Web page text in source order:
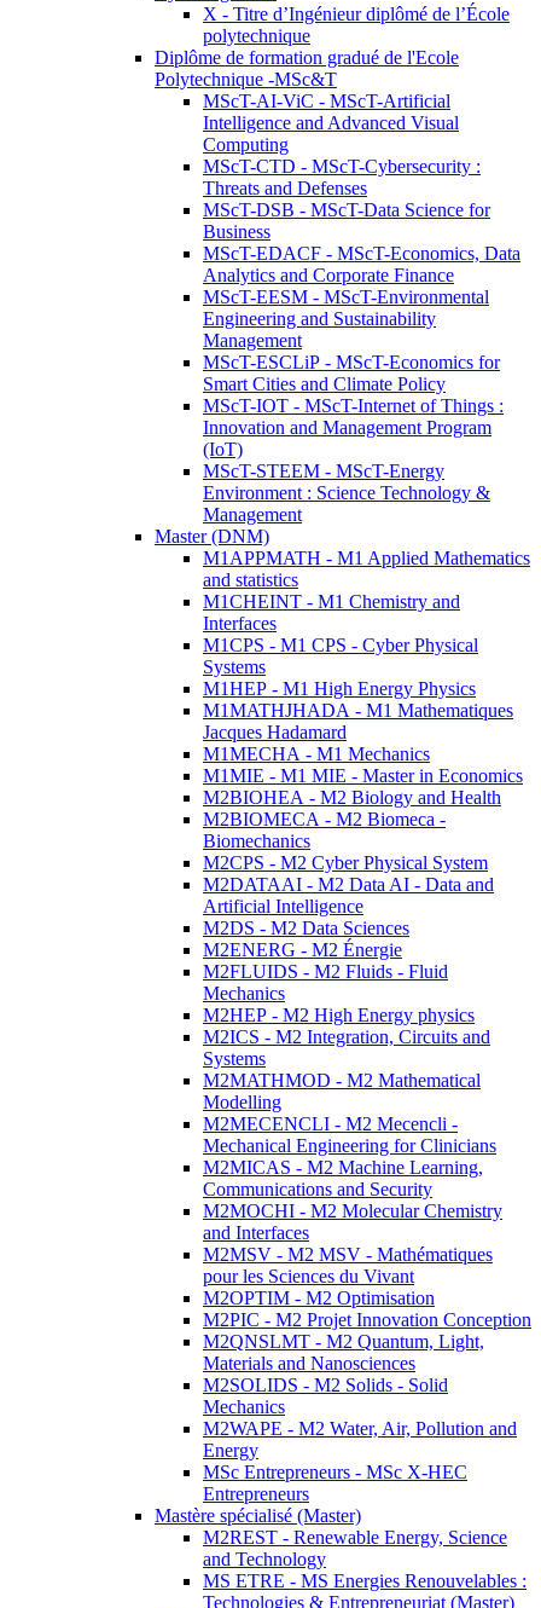
X - Titre d’Ingénieur diplômé de l’École
polytechnique
Diplôme de formation gradué de l'Ecole
Polytechnique -MSc&T
MScT-AI-ViC - MScT-Artificial
Intelligence and Advanced Visual
Computing
MScT-CTD - MScT-Cybersecurity :
Threats and Defenses
MScT-DSB - MScT-Data Science for
Business
MScT-EDACF - MScT-Economics, Data
Analytics and Corporate Finance
MScT-EESM - MScT-Environmental
Engineering and Sustainability
Management
MScT-ESCLiP - MScT-Economics for
Smart Cities and Climate Policy
MScT-IOT - MScT-Internet of Things :
Innovation and Management Program
(IoT)
MScT-STEEM - MScT-Energy
Environment : Science Technology &
Management
Master (DNM)
M1APPMATH - M1 Applied Mathematics
and statistics
M1CHEINT - M1 Chemistry and
Interfaces
M1CPS - M1 CPS - Cyber Physical
Systems
M1HEP - M1 High Energy Physics
M1MATHJHADA - M1 Mathematiques
Jacques Hadamard
M1MECHA - M1 Mechanics
M1MIE - M1 MIE - Master in Economics
M2BIOHEA - M2 Biology and Health
M2BIOMECA - M2 Biomeca -
Biomechanics
M2CPS - M2 Cyber Physical System
M2DATAAI - M2 Data AI - Data and
Artificial Intelligence
M2DS - M2 Data Sciences
M2ENERG - M2 Énergie
M2FLUIDS - M2 Fluids - Fluid
Mechanics
M2HEP - M2 High Energy physics
M2ICS - M2 Integration, Circuits and
Systems
M2MATHMOD - M2 Mathematical
Modelling
M2MECENCLI - M2 Mecencli -
Mechanical Engineering for Clinicians
M2MICAS - M2 Machine Learning,
Communications and Security
M2MOCHI - M2 Molecular Chemistry
and Interfaces
M2MSV - M2 MSV - Mathématiques
pour les Sciences du Vivant
M2OPTIM - M2 Optimisation
M2PIC - M2 Projet Innovation Conception
M2QNSLMT - M2 Quantum, Light,
Materials and Nanosciences
M2SOLIDS - M2 Solids - Solid
Mechanics
M2WAPE - M2 Water, Air, Pollution and
Energy
MSc Entrepreneurs - MSc X-HEC
Entrepreneurs
Mastère spécialisé (Master)
M2REST - Renewable Energy, Science
and Technology
MS ETRE - MS Energies Renouvelables :
Technologies & Entrepreneuriat (Master)